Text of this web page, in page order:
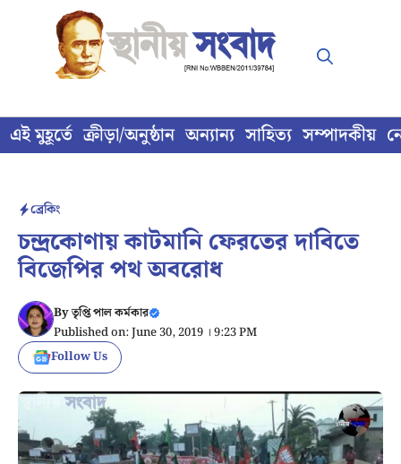
content
এই মুহূর্তে ক্রীড়া/অনুষ্ঠান অন্যান্য সাহিত্য সম্পাদকীয়
ব্রেকিং
চন্দ্রকোণায় কাটমানি ফেরতের দাবিতে
বিজেপির পথ অবরোধ
Byতৃপ্তি পাল কর্মকার
Published on: June 30, 2019 । 9:23 PM
Follow Us